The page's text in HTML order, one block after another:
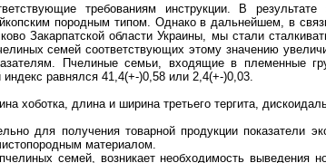
требованиям инструкции. В
породным типом. Однако в дальнейшем, в
Закарпатской области Украины, мы стали
семей соответствующих этому значению
Пчелиные семьи, входящие в племенные
равнялся 41,4(+-)0,58 или 2,4(+-)0,03.
хоботка, длина и ширина третьего тергита,
для получения товарной продукции показатели
материалом.
семей, возникает необходимость выведения